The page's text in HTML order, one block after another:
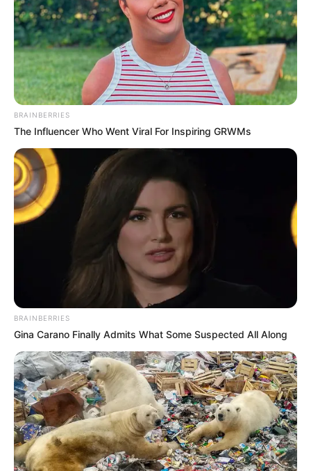
BRAINBERRIES
The Influencer Who Went Viral For Inspiring GRWMs
BRAINBERRIES
Gina Carano Finally Admits What Some Suspected All Along